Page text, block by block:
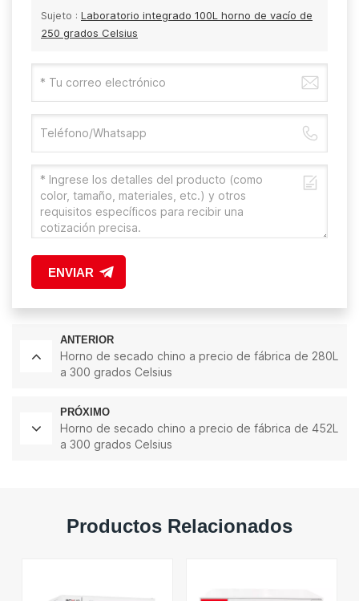
Sujeto : Laboratorio integrado 100L horno de vacío de
250 grados Celsius
ENVIAR
ANTERIOR
Horno de secado chino a precio de fábrica de 280L
a 300 grados Celsius
PRÓXIMO
Horno de secado chino a precio de fábrica de 452L
a 300 grados Celsius
Productos Relacionados